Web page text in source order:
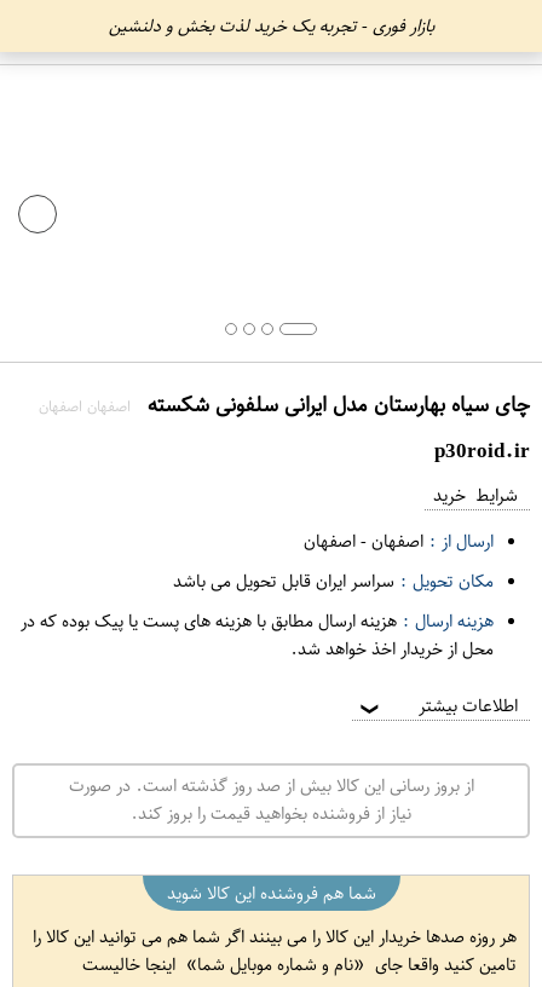
بازار فوری - تجربه یک خرید لذت بخش و دلنشین
چای سیاه بهارستان مدل ایرانی سلفونی شکسته اصفهان اصفهان
p30roid.ir
شرایط خرید
ارسال از : اصفهان-اصفهان
مکان تحویل : سراسر ایران قابل تحویل می باشد
هزینه ارسال : هزینه ارسال مطابق با هزینه های پست یا پیک بوده که در
محل از خریدار اخذ خواهد شد.
اطلاعات بیشتر ❯
از بروز رسانی این کالا بیش از صد روز گذشته است. در صورت
نیاز از فروشنده بخواهید قیمت را بروز کند.
شما هم فروشنده این کالا شوید
هر روزه صدها خریدار این کالا را می بینند اگر شما هم می توانید این کالا را
تامین کنید واقعا جای
نام و شماره موبایل شما اینجا خالیست